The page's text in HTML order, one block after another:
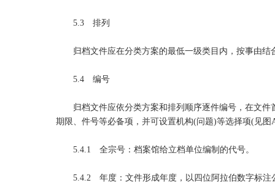
5.3 排列
归档文件应在分类方案的最低一级类目内，按事由结
5.4 编号
归档文件应依分类方案和排列顺序逐件编号，在文件
期限、件号等必备项，并可设置机构(问题)等选择项(见
5.4.1 全宗号：档案馆给立档单位编制的代号。
5.4.2 年度：文件形成年度，以四位阿拉伯数字标注